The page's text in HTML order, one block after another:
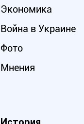
Экономика
Война в Украине
Фото
Мнения